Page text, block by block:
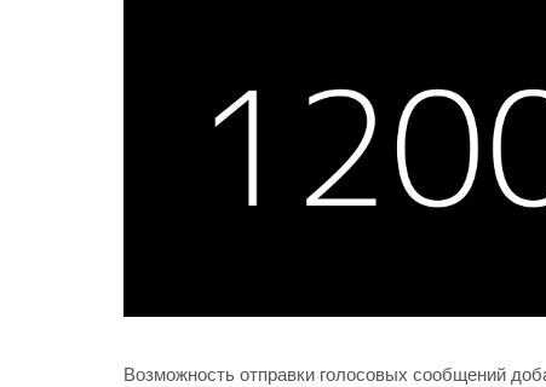
Возможность отправки голосовых сообщений